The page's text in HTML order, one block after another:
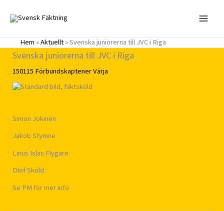
innehåll
Hem»Aktuellt»Svenska juniorerna till JVC i Riga
Svenska juniorerna till JVC i Riga
150115 FörbundskaptenerVärja
Simon Jokinen
Jakob Stymne
Linus Islas Flygare
Olof Sköld
Se PM för mer info